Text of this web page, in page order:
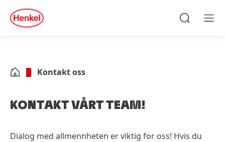
Skip to footer
quick
search
Kontakt oss
KONTAKT VÅRT TEAM!
Dialog med allmennheten er viktig for oss! Hvis du